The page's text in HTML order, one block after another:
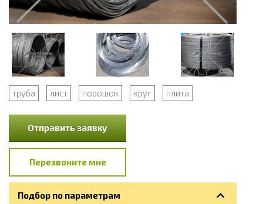
труба лист порошок круг плита
Отправить заявку
Перезвоните мне
Подбор по параметрам